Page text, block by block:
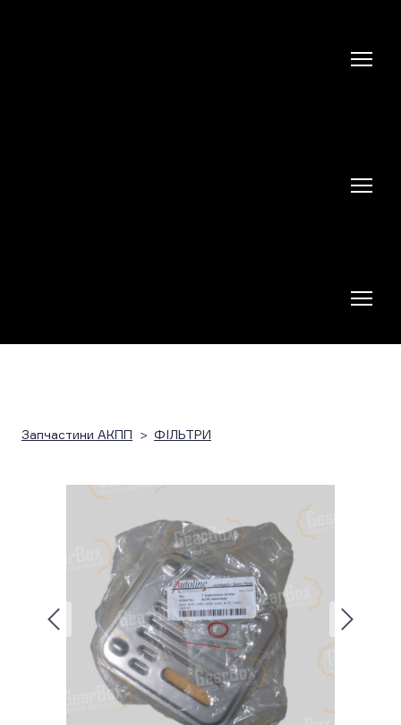
Запчастини АКПП ФІЛЬТРИ